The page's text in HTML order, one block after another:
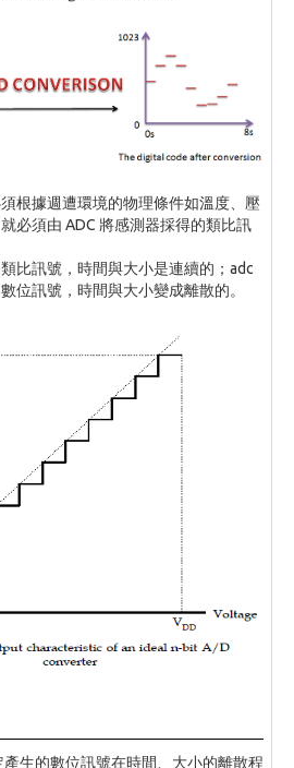
根據週遭環境的物理條件如溫度、壓
必須由 ADC 將感測器採得的類比訊
比訊號，時間與大小是連續的；adc
位訊號，時間與大小變成離散的。
產生的數位訊號在時間、大小的離散程